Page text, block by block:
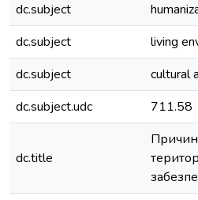
dc.subject
dc.subject
living
dc.subject
cultural
dc.subject.udc
711.58
dc.title